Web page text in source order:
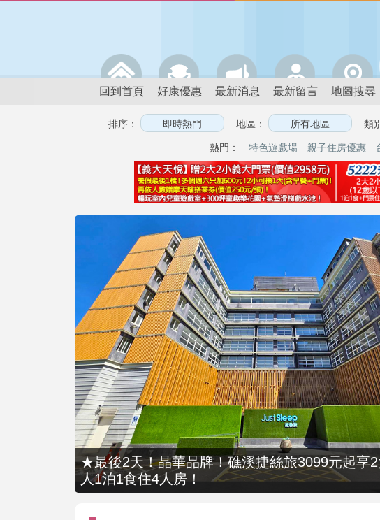
回到首頁 好康優惠 最新消息 最新留言 地圖搜尋
排序： 地區： 類
熱門： 特色遊戲場 親子住房優惠
★最後2天！晶華品牌！礁溪捷絲旅3099元起享
人1泊1食住4人房！